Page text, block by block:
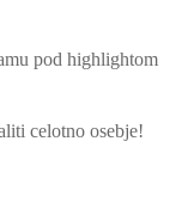
pod highlightom
celotno osebje!